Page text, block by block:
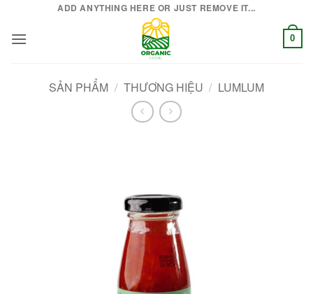
nội
ADD ANYTHING HERE OR JUST REMOVE IT...
0
SẢN PHẨM / THƯƠNG HIỆU / LUMLUM